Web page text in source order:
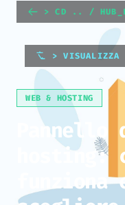
> CD .. /
> VISUALIZZA
WEB & HOSTING
hosting:
funziona